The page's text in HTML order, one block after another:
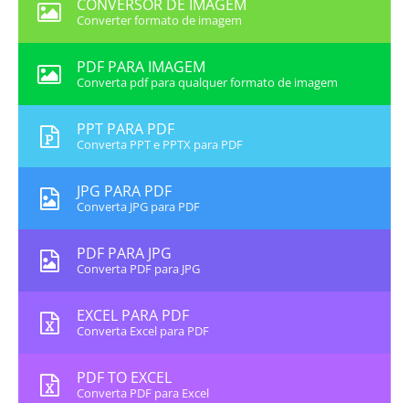
CONVERSOR DE IMAGEM
Converter formato de imagem
PDF PARA IMAGEM
Converta pdf para qualquer formato de imagem
PPT PARA PDF
Converta PPT e PPTX para PDF
JPG PARA PDF
Converta JPG para PDF
PDF PARA JPG
Converta PDF para JPG
EXCEL PARA PDF
Converta Excel para PDF
PDF TO EXCEL
Converta PDF para Excel